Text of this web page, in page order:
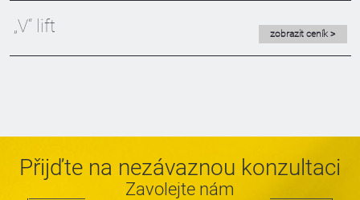
„V“ lift zobrazit ceník >
Přijďte na nezávaznou konzultaci
Zavolejte nám